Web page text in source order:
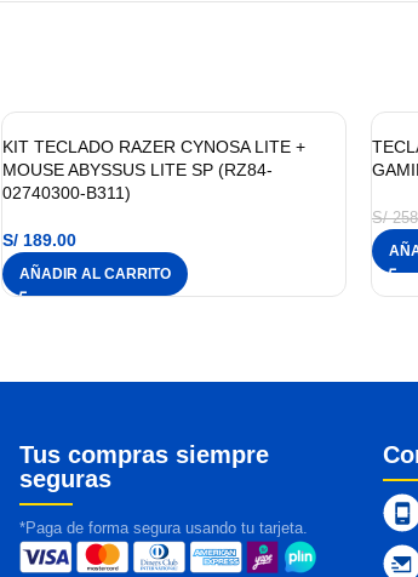
KIT TECLADO RAZER CYNOSA LITE +
MOUSE ABYSSUS LITE SP (RZ84-
02740300-B311)
S/189.00
AÑADIR AL CARRITO
S/
Tus compras siempre
seguras
*Paga de forma segura usando tu tarjeta.